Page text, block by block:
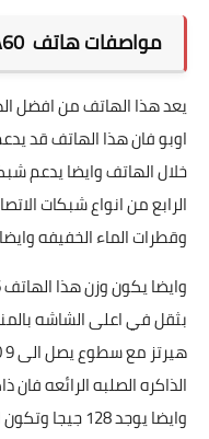
مواصفات هاتف Oppo A60
يعد هذا الهاتف من افضل
اوبو فان هذا الهاتف قد
خلال الهاتف وايضا يدعم
الرابع من انواع شبكات
وقطرات الماء الخفيفه
وايضا يوجد 128 جيجا وتكون الرامات الى هذا الهاتف اتصل الى 8 رام